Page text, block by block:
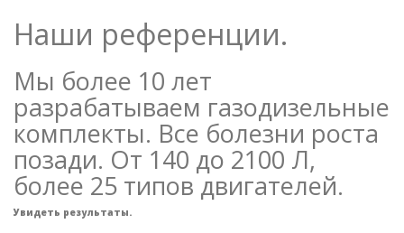
Наши референции.
Мы более 10 лет
разрабатываем газодизельные
комплекты. Все болезни роста
позади. От 140 до 2100 Л,
более 25 типов двигателей.
Увидеть результаты.